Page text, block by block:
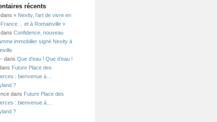
récents
« Nexity, l’art de vivre en
et à Romainville »
Confidence, nouveau
immobilier signé Nexity à
dansQue d’eau ! Que d’eau !
Future Place des
: bienvenue à…
?
dans Future Place des
: bienvenue à…
?